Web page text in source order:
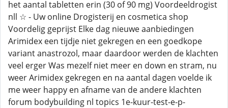
het aantal tabletten erin (30 of 90 mg) Voordeeldrogist
nll ☆ - Uw online Drogisterij en cosmetica shop
Voordelig geprijst Elke dag nieuwe aanbiedingen
Arimidex een tijdje niet gekregen en een goedkope
variant anastrozol, maar daardoor werden de klachten
veel erger Was mezelf niet meer en down en stram, nu
weer Arimidex gekregen en na aantal dagen voelde ik
me weer happy en afname van de andere klachten
forum bodybuilding nl topics 1e-kuur-test-e-p-